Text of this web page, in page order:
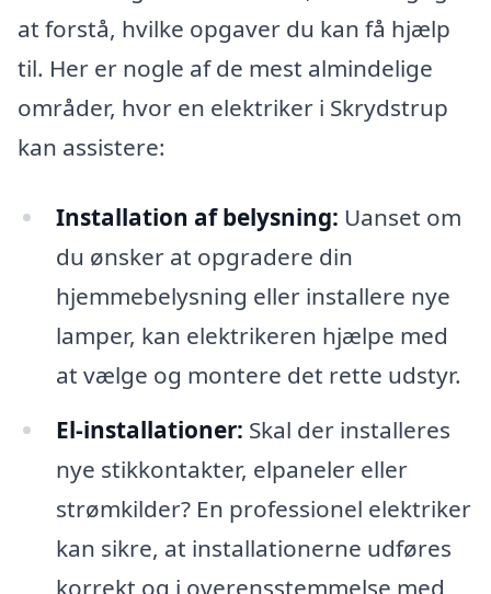
at forstå, hvilke opgaver du kan få hjælp
til. Her er nogle af de mest almindelige
områder, hvor en elektriker i Skrydstrup
kan assistere:
Installation af belysning: Uanset om
du ønsker at opgradere din
hjemmebelysning eller installere nye
lamper, kan elektrikeren hjælpe med
at vælge og montere det rette udstyr.
El-installationer: Skal der installeres
nye stikkontakter, elpaneler eller
strømkilder? En professionel elektriker
kan sikre, at installationerne udføres
korrekt og i overensstemmelse med